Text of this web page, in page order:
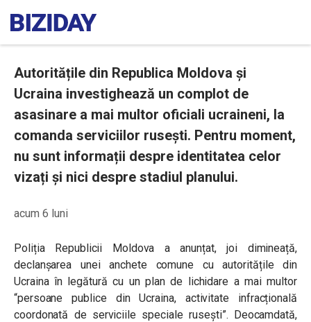
Autoritățile din Republica Moldova și
Ucraina investighează un complot de
asasinare a mai multor oficiali ucraineni, la
comanda serviciilor rusești. Pentru moment,
nu sunt informații despre identitatea celor
vizați și nici despre stadiul planului.
acum 6 luni
Poliția Republicii Moldova a anunțat, joi dimineață,
declanșarea unei anchete comune cu autoritățile din
Ucraina în legătură cu un plan de lichidare a mai multor
“persoane publice din Ucraina, activitate infracțională
coordonată de serviciile speciale rusești”. Deocamdată,